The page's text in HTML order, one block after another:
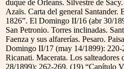
duque de Orleans. Silvestre de
Azaïs. Carta del general Santander.
1826”. El Domingo II/16 (abr 30/
San Petronio. Torres inclinadas.
Faenza y sus alfarerías. Pesaro.
Domingo II/17 (may 14/1899):
Ricanati. Macerata. Los
28/1899): 262-269. (19) “Capítulo